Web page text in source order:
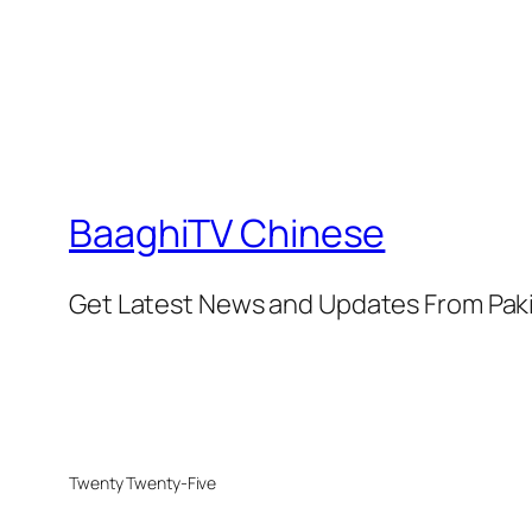
BaaghiTV Chinese
Get Latest News and Updates From
Twenty Twenty-Five